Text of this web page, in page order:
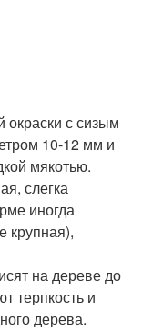
окраски с сизым
10-12 мм и
мякотью.
слегка
иногда
крупная),
на дереве до
терпкость и
дерева.